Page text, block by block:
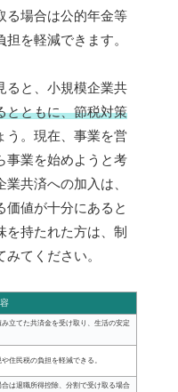
る場合は公的年金等
を軽減できます。
ると、小規模企業共
とともに、節税対策
う。現在、事業を営
事業を始めようと考
共済への加入は、
価値が十分にあると
持たれた方は、制
てください。
立てた共済金を受け取り、生活の安定
住民税の負担を軽減できる。
は退職所得控除、分割で受け取る場合